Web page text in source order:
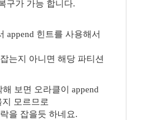
구가 가능 합니다.
append 힌트를 사용해서
는지 아니면 해당 파티션
보면 오라클이 append
모르므로
을 잡을듯 하네요.